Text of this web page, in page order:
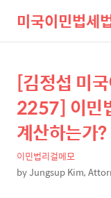
미국이민법세
상
세
컨
텐
츠
본
문
제
목
[김정섭 미
2257] 이민
계산하는가
이민법리걸메모
byJungsup Kim,